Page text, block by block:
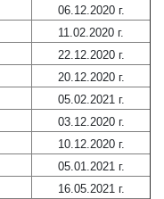
06.12.2020 г.
11.02.2020 г.
22.12.2020 г.
20.12.2020 г.
05.02.2021 г.
03.12.2020 г.
10.12.2020 г.
05.01.2021 г.
16.05.2021 г.